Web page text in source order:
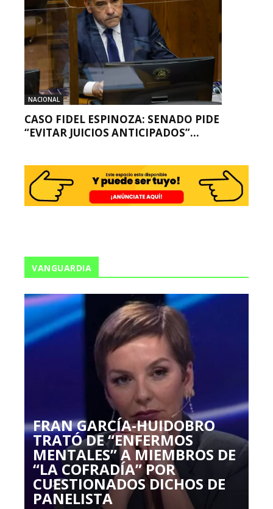
NACIONAL
CASO FIDEL ESPINOZA: SENADO PIDE
“EVITAR JUICIOS ANTICIPADOS”...
VANGUARDIA
FRAN GARCÍA-HUIDOBRO
TRATÓ DE “ENFERMOS
MENTALES” A MIEMBROS DE
“LA COFRADÍA” POR
CUESTIONADOS DICHOS DE
PANELISTA